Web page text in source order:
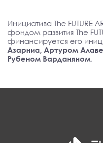
Инициатива The FUTURE
фондом развития The
финансируется его
Азарниа, Артуром
Рубеном Варданяном.